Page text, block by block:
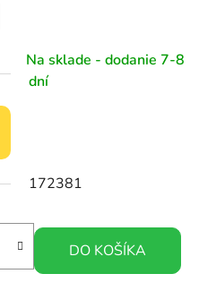
Na sklade - dodanie 7-8
dní
172381
DO KOŠÍKA